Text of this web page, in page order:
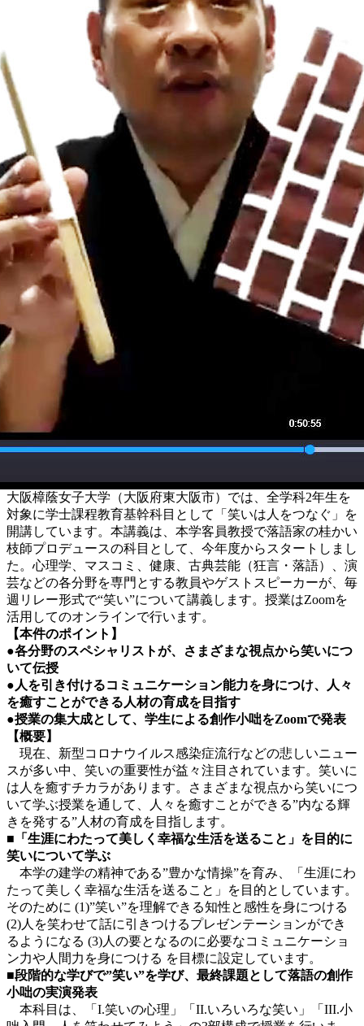
大阪樟蔭女子大学（大阪府東大阪市）では、全学科2年生を
対象に学士課程教育基幹科目として「笑いは人をつなぐ」を
開講しています。本講義は、本学客員教授で落語家の桂かい
枝師プロデュースの科目として、今年度からスタートしまし
た。心理学、マスコミ、健康、古典芸能（狂言・落語）、演
芸などの各分野を専門とする教員やゲストスピーカーが、毎
週リレー形式で“笑い”について講義します。授業はZoomを
活用してのオンラインで行います。
【本件のポイント】
●各分野のスペシャリストが、さまざまな視点から笑いにつ
いて伝授
●人を引き付けるコミュニケーション能力を身につけ、人々
を癒すことができる人材の育成を目指す
●授業の集大成として、学生による創作小咄をZoomで発表
【概要】
現在、新型コロナウイルス感染症流行などの悲しいニュー
スが多い中、笑いの重要性が益々注目されています。笑いに
は人を癒すチカラがあります。さまざまな視点から笑いにつ
いて学ぶ授業を通して、人々を癒すことができる”内なる輝
きを発する”人材の育成を目指します。
■「生涯にわたって美しく幸福な生活を送ること」を目的に
笑いについて学ぶ
本学の建学の精神である”豊かな情操”を育み、「生涯にわ
たって美しく幸福な生活を送ること」を目的としています。
そのために (1)”笑い”を理解できる知性と感性を身につける
(2)人を笑わせて話に引きつけるプレゼンテーションができ
るようになる (3)人の要となるのに必要なコミュニケーショ
ン力や人間力を身につける を目標に設定しています。
■段階的な学びで”笑い”を学び、最終課題として落語の創作
小咄の実演発表
本科目は、「I.笑いの心理」「II.いろいろな笑い」「III.小